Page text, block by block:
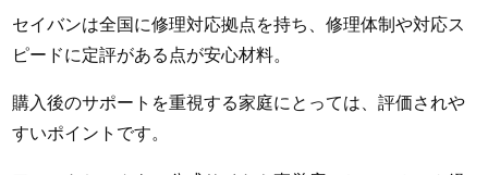
セイバンは全国に修理対応拠点を持ち、修理体制や対応ス
ピードに定評がある点が安心材料。
購入後のサポートを重視する家庭にとっては、評価されや
すいポイントです。